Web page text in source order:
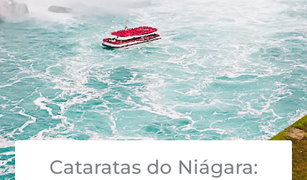
Cataratas do Niágara: